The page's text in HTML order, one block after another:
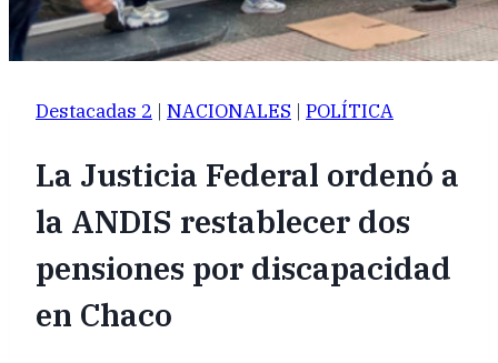
Destacadas 2 | NACIONALES | POLÍTICA
La Justicia Federal ordenó a
la ANDIS restablecer dos
pensiones por discapacidad
en Chaco